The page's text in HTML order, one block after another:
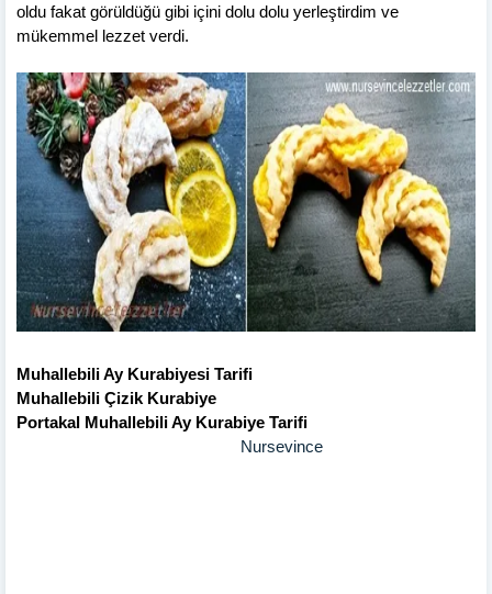
oldu fakat görüldüğü gibi içini dolu dolu yerleştirdim ve
mükemmel lezzet verdi.
Muhallebili Ay Kurabiyesi Tarifi
Muhallebili Çizik Kurabiye
Portakal Muhallebili Ay Kurabiye Tarifi
Nursevince